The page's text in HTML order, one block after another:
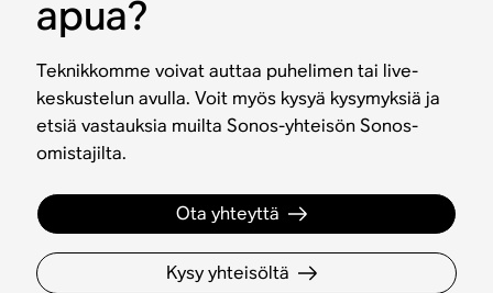
apua?
Teknikkomme voivat auttaa puhelimen tai live-
keskustelun avulla. Voit myös kysyä kysymyksiä ja
etsiä vastauksia muilta Sonos-yhteisön Sonos-
omistajilta.
Ota yhteyttä
Kysy yhteisöltä